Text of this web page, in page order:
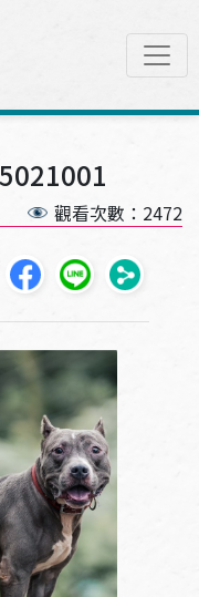
觀看次數：2472
分享至Facebook,另開
分享至Line,另開
複製連結
1